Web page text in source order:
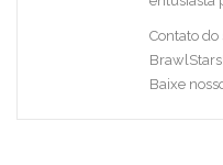
Contato do
Baixe